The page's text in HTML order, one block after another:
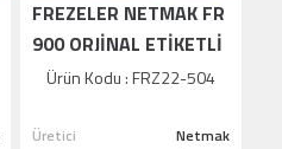
FREZELER NETMAK FR
900 ORJİNAL ETİKETLİ
ÇİFT GÖBEK FREZE
Ürün Kodu : FRZ22-504
Üretici
Netmak